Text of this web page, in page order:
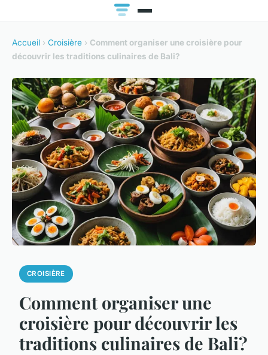
Accueil › Croisière › Comment organiser une croisière pour
découvrir les traditions culinaires de Bali?
CROISIÈRE
Comment organiser une
croisière pour découvrir les
traditions culinaires de Bali?